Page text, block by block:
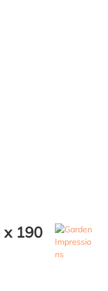
x 190